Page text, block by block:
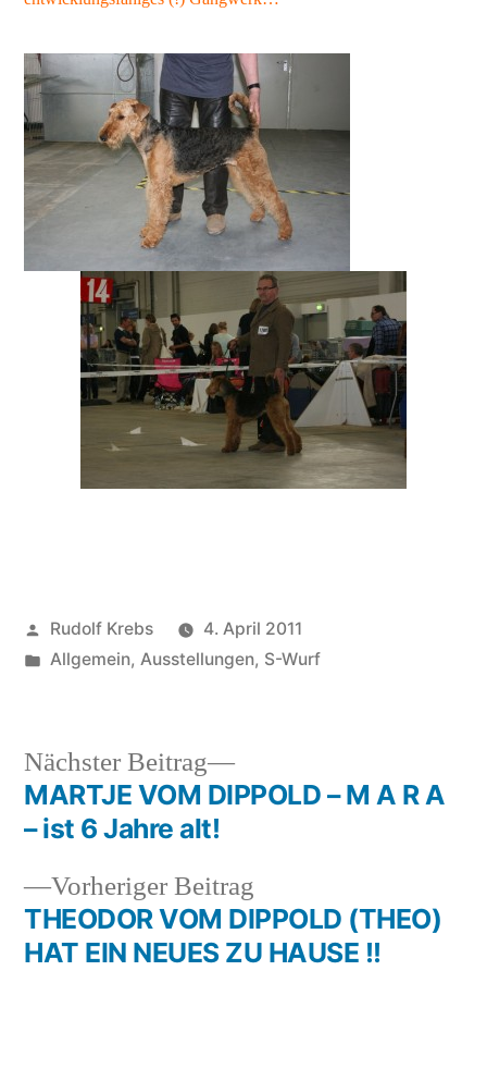
Veröffentlicht
von
Rudolf Krebs
4. April 2011
Veröffentlicht
Allgemein, Ausstellungen, S-Wurf
Beitragsnavigation
Vorheriger Beitrag
Beitrag:
THEODOR VOM DIPPOLD (THEO)
HAT EIN NEUES ZU HAUSE !!
Nächster Beitrag
Nächster
Beitrag:
MARTJE VOM DIPPOLD – M A R A
– ist 6 Jahre alt!